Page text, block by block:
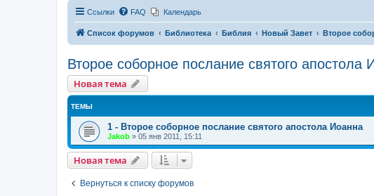
Ссылки FAQ Календарь
Список форумов Библиотека Библия Новый Завет Второе
Второе соборное послание святого апостола
Новая тема
ТЕМЫ
1 - Второе соборное послание святого апостола Иоанна
Jakob » 05 янв 2011, 15:11
Новая тема
Вернуться к списку форумов